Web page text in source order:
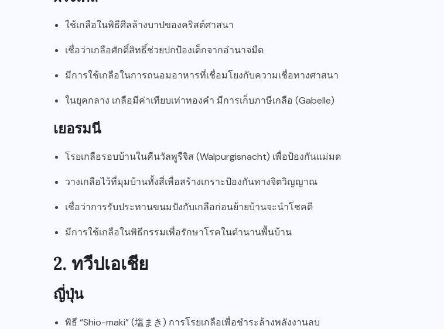
ใช้เกลือในพิธีศีลล้างบาปของคริสต์ศาสนา
เชื่อว่าเกลือศักดิ์สิทธิ์ช่วยปกป้องเด็กจากอำนาจมืด
มีการใช้เกลือในการถนอมอาหารที่เชื่อมโยงกับความเชื่อทางศาสนา
ในยุคกลาง เกลือมีค่าเทียบเท่าทองคำ มีการเก็บภาษีเกลือ (Gabelle)
เยอรมนี
โรยเกลือรอบบ้านในคืนวัลพูรืจิส (Walpurgisnacht) เพื่อป้องกันแม่มด
วางเกลือไว้ที่มุมบ้านทั้งสี่เพื่อสร้างเกราะป้องกันทางจิตวิญญาณ
เชื่อว่าการรับประทานขนมปังกับเกลือก่อนย้ายบ้านจะนำโชคดี
มีการใช้เกลือในพิธีกรรมเพื่อรักษาโรคในตำนานพื้นบ้าน
2. ทวีปเอเชีย
ญี่ปุ่น
พิธี “Shio-maki” (塩まき) การโรยเกลือเพื่อชำระล้างพลังงานลบ